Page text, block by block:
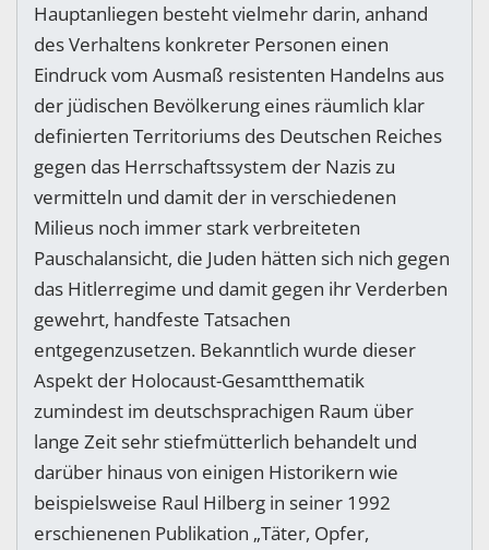
Hauptanliegen besteht vielmehr darin, anhand
des Verhaltens konkreter Personen einen
Eindruck vom Ausmaß resistenten Handelns aus
der jüdischen Bevölkerung eines räumlich klar
definierten Territoriums des Deutschen Reiches
gegen das Herrschaftssystem der Nazis zu
vermitteln und damit der in verschiedenen
Milieus noch immer stark verbreiteten
Pauschalansicht, die Juden hätten sich nich gegen
das Hitlerregime und damit gegen ihr Verderben
gewehrt, handfeste Tatsachen
entgegenzusetzen. Bekanntlich wurde dieser
Aspekt der Holocaust-Gesamtthematik
zumindest im deutschsprachigen Raum über
lange Zeit sehr stiefmütterlich behandelt und
darüber hinaus von einigen Historikern wie
beispielsweise Raul Hilberg in seiner 1992
erschienenen Publikation „Täter, Opfer,